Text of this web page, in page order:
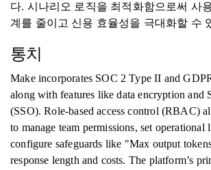
다. 시나리오 로직을 최적화함으로써 사
계를 줄이고 신용 효율성을 극대화할 수
통치
Make incorporates SOC 2 Type II and
along with features like data encryption and
(SSO). Role-based access control (RBAC)
to manage team permissions, set operational
configure safeguards like "Max output
response length and costs. The platform’s